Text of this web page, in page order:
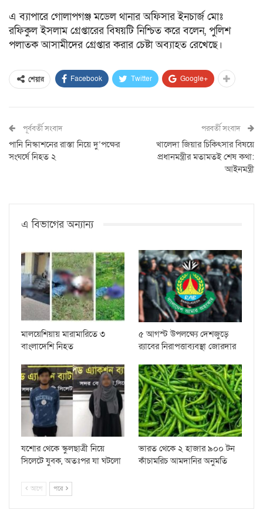
এ ব্যাপারে গোলাপগঞ্জ মডেল থানার অফিসার ইনচার্জ মোঃ
রফিকুল ইসলাম গ্রেপ্তারের বিষয়টি নিশ্চিত করে বলেন, পুলিশ
পলাতক আসামীদের গ্রেপ্তার করার চেষ্টা অব্যাহত রেখেছে।
শেয়ার Facebook Twitter Google+
পূর্ববর্তী সংবাদ
পানি নিস্কাশনের রাস্তা নিয়ে দু’পক্ষের
সংঘর্ষে নিহত ২
পরবর্তী সংবাদ
খালেদা জিয়ার চিকিৎসার বিষয়ে
প্রধানমন্ত্রীর মতামতই শেষ কথা:
আইনমন্ত্রী
এ বিভাগের অন্যান্য
মালয়েশিয়ায় মারামারিতে ৩
বাংলাদেশি নিহত
৫ আগস্ট উপলক্ষ্যে দেশজুড়ে
র‌্যাবের নিরাপত্তাব্যবস্থা জোরদার
যশোর থেকে স্কুলছাত্রী নিয়ে
সিলেটে যুবক, অতঃপর যা ঘটলো
ভারত থেকে ২ হাজার ৯০০ টন
কাঁচামরিচ আমদানির অনুমতি
আগে পরে